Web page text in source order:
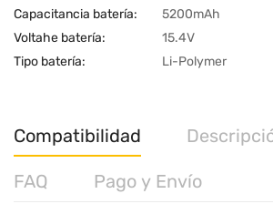
Capacitancia batería:
5200mAh
Voltahe batería:
15.4V
Tipo batería:
Li-Polymer
Compatibilidad
FAQ Pago y Envío